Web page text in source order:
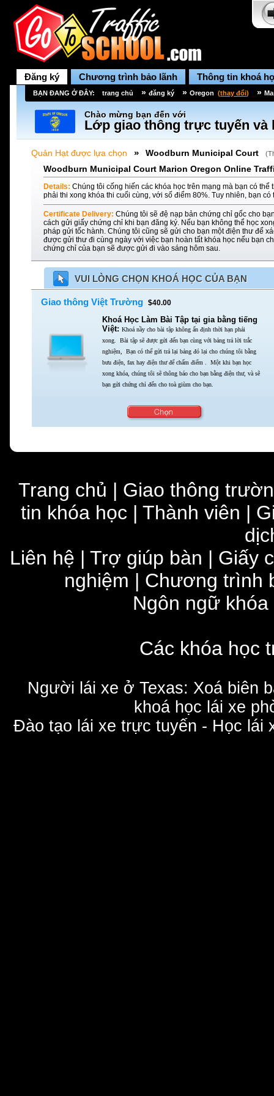
Đăng ký Chương trình bảo lãnh Thông tin khoá
BẠN ĐANG Ở ĐÂY: trang chủ » đăng ký » Oregon (thay đổi) »
Chào mừng bạn đến với
Lớp giao thông trực tuyến và
Quản Hạt được lựa chọn » Woodburn Municipal Court (
Woodburn Municipal Court Marion Oregon Online
Details: Chúng tôi cống hiến các khóa học trên mạng mà bạn có
phải thi xong khóa thi cuối cùng, với số điểm 80%. Tuy nhiên, bạn
Certificate Delivery: Chúng tôi sẽ đệ nạp bản chứng chỉ gốc cho
cách gửi giấy chứng chỉ khi bạn đăng ký. Nếu bạn không thể học
pháp gửi tốc hành. Chúng tôi cũng sẽ gửi cho bạn một điện thư để
được gửi thư đi cùng ngày với việc bạn hoàn tất khóa học nếu bạn
chứng chỉ của bạn sẽ được gửi đi vào sáng hôm sau.
VUI LÒNG CHỌN KHOÁ HỌC CỦA BẠN
Giao thông Việt Trường $40.00
Khoá Học Làm Bài Tập tại gia bằng tiếng
Việt: Khoá nầy cho bài tập không ấn định thời hạn phải
xong. Bài tập sẽ được gửi đến bạn cùng với bảng trả lời trắc
nghiệm, Bạn có thể gửi trả lại bảng đó lại cho chúng tôi bằng
bưu điện, fax hay điện thư để chấm điểm . Một khi bạn học
xong khóa, chúng tôi sẽ thông báo cho bạn bằng điện thư, và sẽ
bạn gửi chứng chỉ đến cho toà giùm cho bạn.
Trang chủ | Giao thông
tin khóa học | Thành viên |
Liên hệ | Trợ giúp bàn | Giấy
nghiệm | Chương trình
Ngôn ngữ khóa
Các khóa học
Người lái xe ở Texas: Xoá biên
khoá học lái xe
Đào tạo lái xe trực tuyến - Học